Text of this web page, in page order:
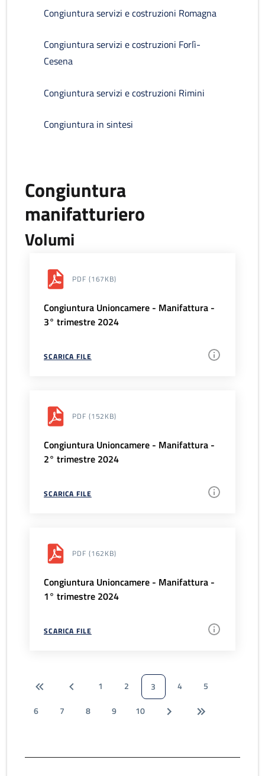
Congiuntura servizi e costruzioni Romagna
Congiuntura servizi e costruzioni Forlì-
Cesena
Congiuntura servizi e costruzioni Rimini
Congiuntura in sintesi
Congiuntura
manifatturiero
Volumi
PDF (167KB)
Congiuntura Unioncamere - Manifattura -
3° trimestre 2024
SCARICA FILE
PDF (152KB)
Congiuntura Unioncamere - Manifattura -
2° trimestre 2024
SCARICA FILE
PDF (162KB)
Congiuntura Unioncamere - Manifattura -
1° trimestre 2024
SCARICA FILE
1 2 3 4
5
6
7 8 9 10